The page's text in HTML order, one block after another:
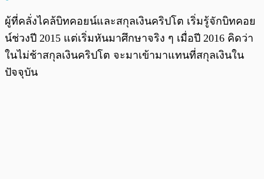
ผู้ที่คลั่งไคล้บิทคอยน์และสกุลเงินคริปโต เริ่มรู้จักบิทคอย
น์ช่วงปี 2015 แต่เริ่มหันมาศึกษาจริง ๆ เมื่อปี 2016 คิดว่า
ในไม่ช้าสกุลเงินคริปโต จะมาเข้ามาแทนที่สกุลเงินใน
ปัจจุบัน